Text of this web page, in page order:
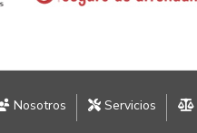
Nosotros Servicios